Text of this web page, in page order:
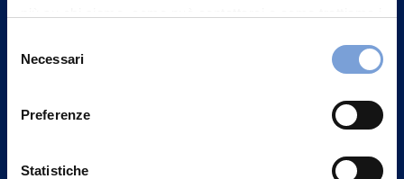
può trovare nel footer del sito nella sezione "Informativa
delNecessari
Preferenze
Statistiche
Contattaci